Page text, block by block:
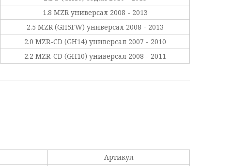
1.8 MZR универсал 2008 - 2013
2.5 MZR (GH5FW) универсал 2008 - 2013
2.0 MZR-CD (GH14) универсал 2007 - 2010
2.2 MZR-CD (GH10) универсал 2008 - 2011
Артикул